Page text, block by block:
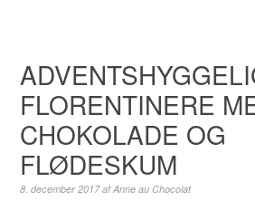
FLORENTINERE
CHOKOLADE OG
FLØDESKUM
8. december 2017afAnne au Chocolat